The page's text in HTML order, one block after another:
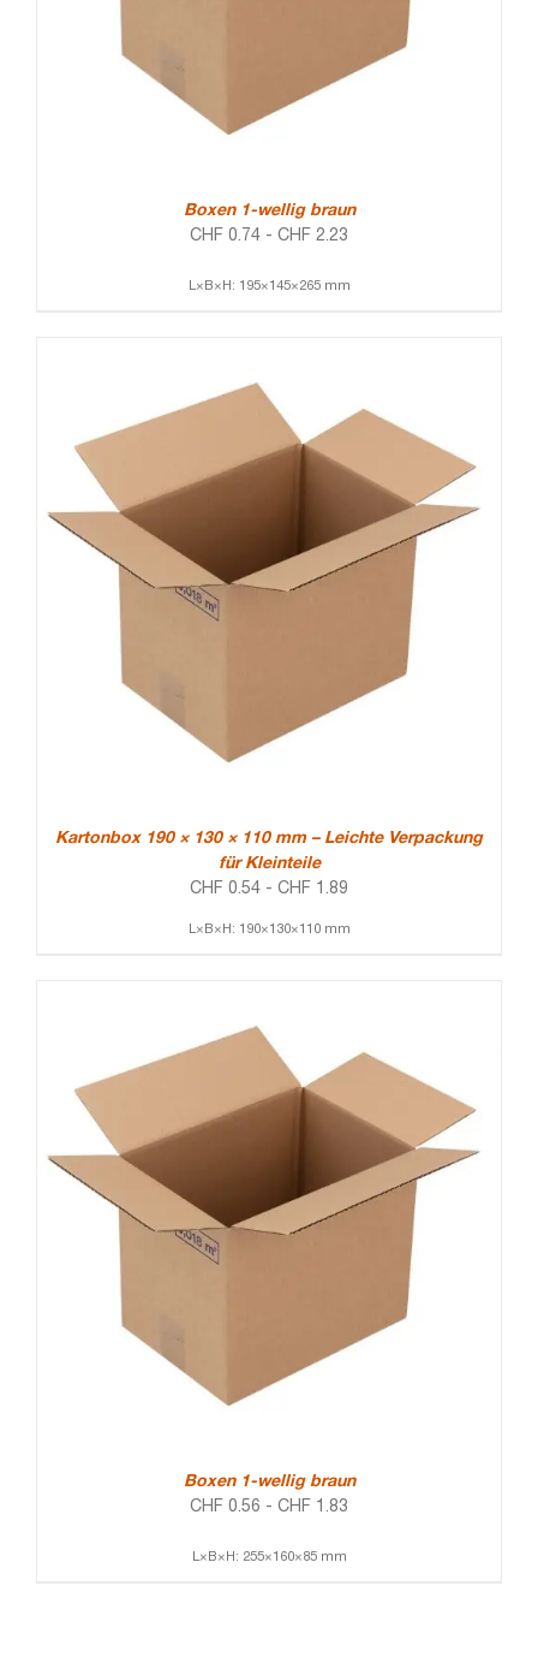
Boxen 1-wellig braun
CHF 0.74 - CHF 2.23
L×B×H: 195×145×265 mm
Kartonbox 190 × 130 × 110 mm – Leichte Verpackung
für Kleinteile
CHF 0.54 - CHF 1.89
L×B×H: 190×130×110 mm
Boxen 1-wellig braun
CHF 0.56 - CHF 1.83
L×B×H: 255×160×85 mm